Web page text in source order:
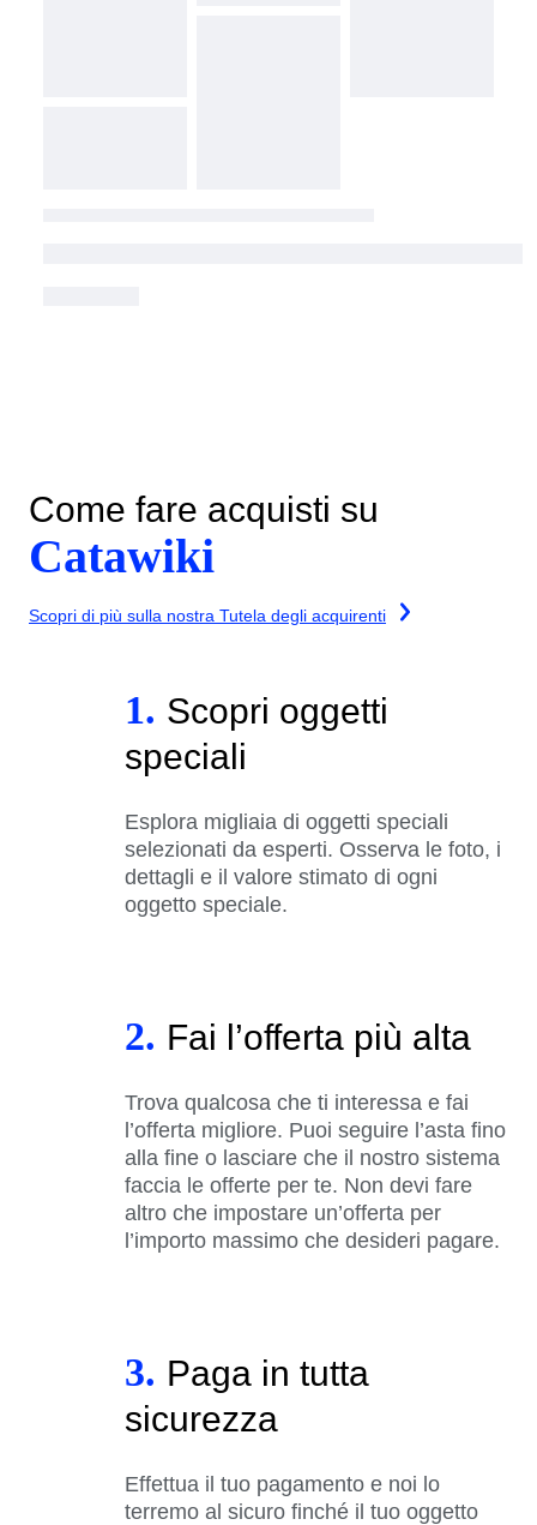
Come fare acquisti su
Catawiki
Scopri di più sulla nostra Tutela degli acquirenti
1. Scopri oggetti
speciali
Esplora migliaia di oggetti speciali
selezionati da esperti. Osserva le foto, i
dettagli e il valore stimato di ogni
oggetto speciale.
2. Fai l’offerta più alta
Trova qualcosa che ti interessa e fai
l’offerta migliore. Puoi seguire l’asta fino
alla fine o lasciare che il nostro sistema
faccia le offerte per te. Non devi fare
altro che impostare un’offerta per
l’importo massimo che desideri pagare.
3. Paga in tutta
sicurezza
Effettua il tuo pagamento e noi lo
terremo al sicuro finché il tuo oggetto